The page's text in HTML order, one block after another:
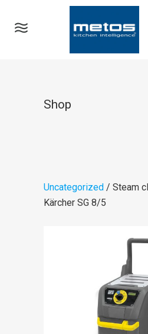
Shop
Uncategorized / Steam
Kärcher SG 8/5